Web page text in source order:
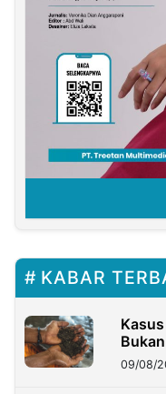
KABAR
09/08/